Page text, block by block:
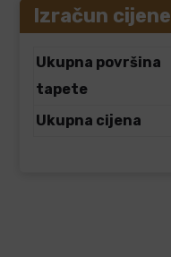
Izračun cijene
Ukupna površina
tapete
Ukupna cijena